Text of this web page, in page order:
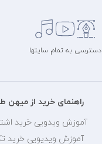
دسترسی به تمام سایتها
راهنمای خرید از میهن
آموزش ویدویی خرید
آموزش ویدیویی خرید